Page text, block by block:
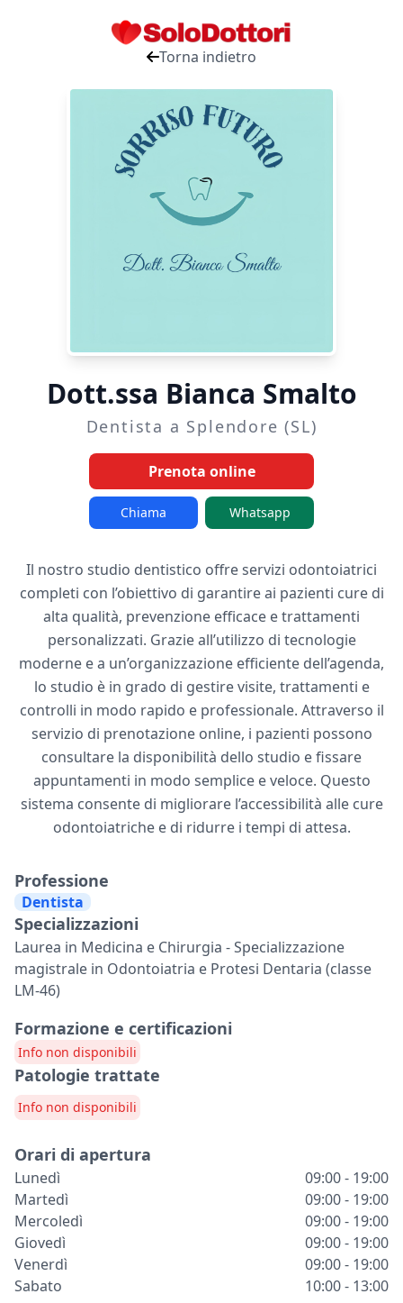
Torna indietro
Dott.ssa Bianca Smalto
Dentista a Splendore (SL)
Prenota online
Chiama Whatsapp
Il nostro studio dentistico offre servizi odontoiatrici
completi con l’obiettivo di garantire ai pazienti cure di
alta qualità, prevenzione efficace e trattamenti
personalizzati. Grazie all’utilizzo di tecnologie
moderne e a un’organizzazione efficiente dell’agenda,
lo studio è in grado di gestire visite, trattamenti e
controlli in modo rapido e professionale. Attraverso il
servizio di prenotazione online, i pazienti possono
consultare la disponibilità dello studio e fissare
appuntamenti in modo semplice e veloce. Questo
sistema consente di migliorare l’accessibilità alle cure
odontoiatriche e di ridurre i tempi di attesa.
Professione
Dentista
Specializzazioni
Laurea in Medicina e Chirurgia - Specializzazione
magistrale in Odontoiatria e Protesi Dentaria (classe
LM-46)
Formazione e certificazioni
Info non disponibili
Patologie trattate
Info non disponibili
Orari di apertura
Lunedì
09:00 - 19:00
Martedì
09:00 - 19:00
Mercoledì
09:00 - 19:00
Giovedì
09:00 - 19:00
Venerdì
09:00 - 19:00
Sabato
10:00 - 13:00